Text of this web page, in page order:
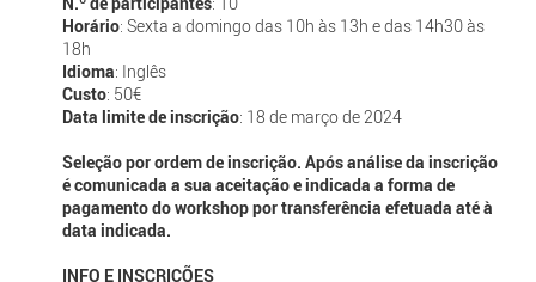
Horário: Sexta a domingo das 10h às 13h e das 14h30 às
18h
Idioma: Inglês
Custo: 50€
Data limite de inscrição: 18 de março de 2024
Seleção por ordem de inscrição. Após análise da inscrição
é comunicada a sua aceitação e indicada a forma de
pagamento do workshop por transferência efetuada até à
data indicada.
INFO E INSCRIÇÕES